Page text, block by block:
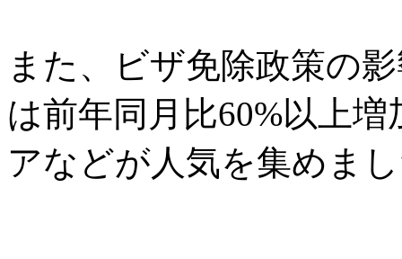
また、ビザ免除政策の
は前年同月比60%以上
アなどが人気を集めま